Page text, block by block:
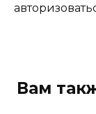
Вам